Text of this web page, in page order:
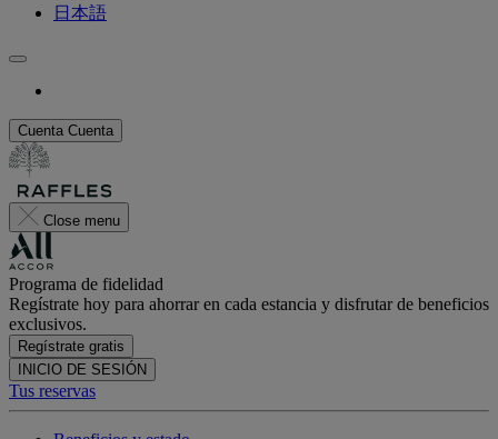
日本語
Cuenta Cuenta
Close menu
Programa de fidelidad
Regístrate hoy para ahorrar en cada estancia y disfrutar de beneficios
exclusivos.
Regístrate gratis
INICIO DE SESIÓN
Tus reservas